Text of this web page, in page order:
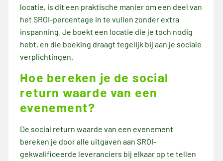
locatie, is dit een praktische manier om een deel van
het SROI-percentage in te vullen zonder extra
inspanning. Je boekt een locatie die je toch nodig
hebt, en die boeking draagt tegelijk bij aan je sociale
verplichtingen.
Hoe bereken je de social
return waarde van een
evenement?
De social return waarde van een evenement
bereken je door alle uitgaven aan SROI-
gekwalificeerde leveranciers bij elkaar op te tellen